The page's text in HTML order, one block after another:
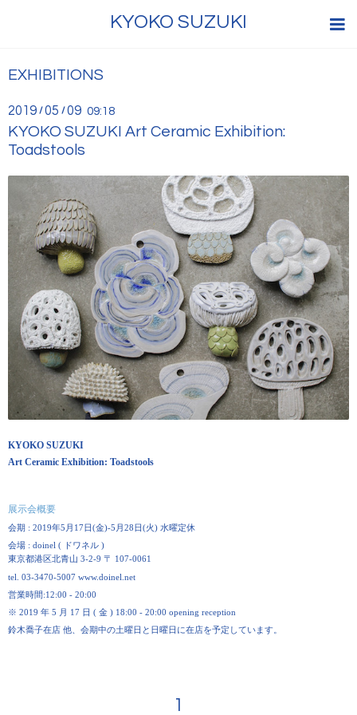
KYOKO SUZUKI
EXHIBITIONS
2019 /05 /09 09:18
KYOKO SUZUKI Art Ceramic Exhibition:
Toadstools
KYOKO SUZUKI
Art Ceramic Exhibition: Toadstools
展示会概要
会期 : 2019年5 月 17日(金)-5 月 28 日(火) 水曜定休
会場 : doinel ( ドワネル )
東京都港区北青山 3-2-9 〒 107-0061
tel. 03-3470-5007 www.doinel.net
営業時間:12:00 - 20:00
※ 2019 年 5 月 17 日 ( 金 ) 18:00 - 20:00 opening reception
鈴木喬子在店 他、会期中の土曜日と日曜日に在店を予定しています。
1